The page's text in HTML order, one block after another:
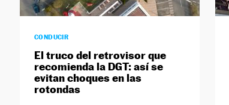
CONDUCIR
El truco del retrovisor que
recomienda la DGT: así se
evitan choques en las
rotondas